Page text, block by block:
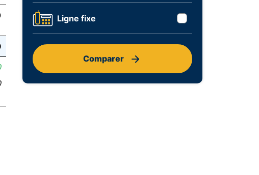
Ligne fixe
Comparer